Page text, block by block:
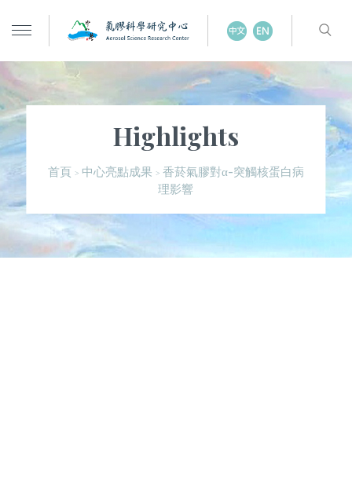
Highlights
首頁 > 中心亮點成果 > 香菸氣膠對α-突觸核蛋白病
理影響